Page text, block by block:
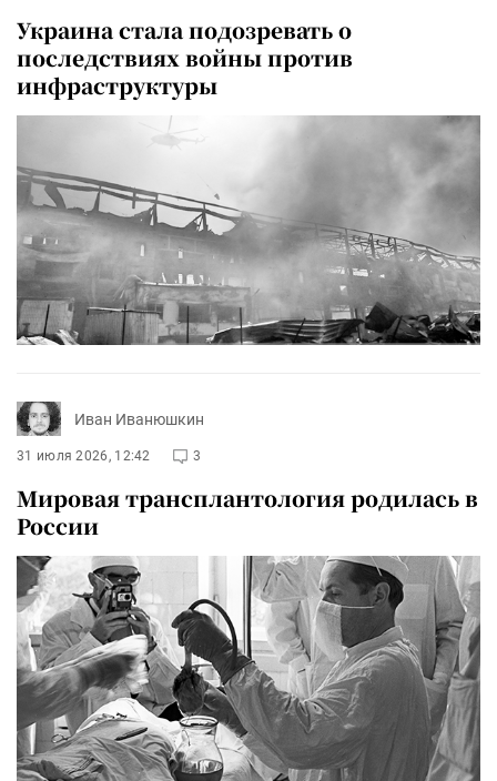
Украина стала подозревать о
последствиях войны против
инфраструктуры
Иван Иванюшкин
31 июля 2026, 12:42 3
Мировая трансплантология родилась в
России